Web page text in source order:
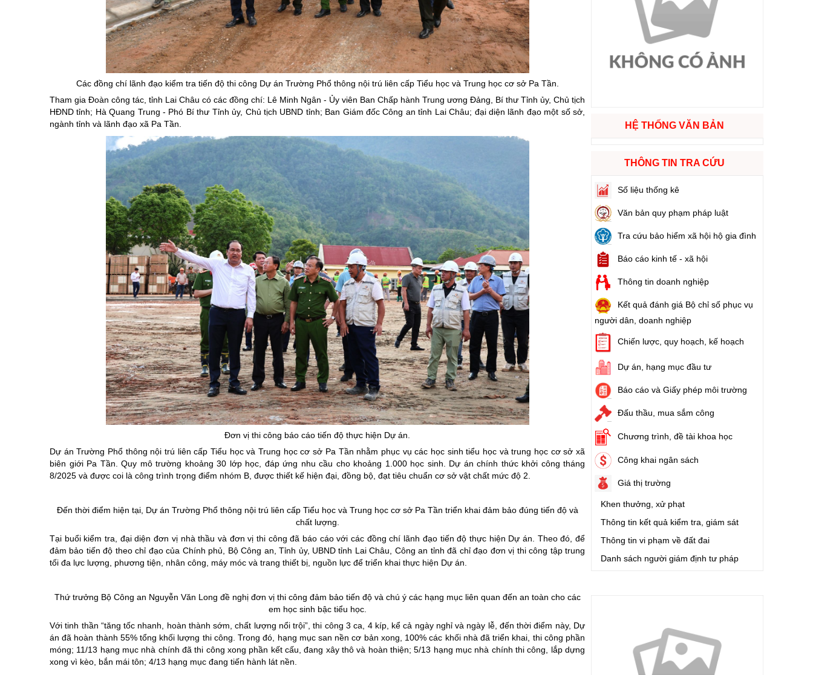
Chuyên đề tổng hợp Giảm nghèo bền vững
Đưa nghị quyết của Đảng vào cuộc sống
Bầu cử đại biểu Quốc hội khóa XVI và đại biểu Hội đồng nhân dân các cấp nhiệm kỳ 2026 - 2031
Đại hội Đảng các cấp
Gia đình hạnh phúc bền vững
An toàn thông tin
Điểm báo
Phóng sự ảnh
Chuyên mục khác
Các đồng chí lãnh đạo kiểm tra tiến độ thi công Dự án Trường Phổ thông nội trú liên cấp Tiểu học và Trung học cơ sở Pa Tần.
Tham gia Đoàn công tác, tỉnh Lai Châu có các đồng chí: Lê Minh Ngân - Ủy viên Ban Chấp hành Trung ương Đảng, Bí thư Tỉnh ủy, Chủ tịch
HĐND tỉnh; Hà Quang Trung - Phó Bí thư Tỉnh ủy, Chủ tịch UBND tỉnh; Ban Giám đốc Công an tỉnh Lai Châu; đại diện lãnh đạo một số sở,
ngành tỉnh và lãnh đạo xã Pa Tần.
Đơn vị thi công báo cáo tiến độ thực hiện Dự án.
Dự án Trường Phổ thông nội trú liên cấp Tiểu học và Trung học cơ sở Pa Tần nhằm phục vụ các học sinh tiểu học và trung học cơ sở xã
biên giới Pa Tần. Quy mô trường khoảng 30 lớp học, đáp ứng nhu cầu cho khoảng 1.000 học sinh. Dự án chính thức khởi công tháng
8/2025 và được coi là công trình trọng điểm nhóm B, được thiết kế hiện đại, đồng bộ, đạt tiêu chuẩn cơ sở vật chất mức độ 2.
Đến thời điểm hiện tại, Dự án Trường Phổ thông nội trú liên cấp Tiểu học và Trung học cơ sở Pa Tần triển khai đảm bảo đúng tiến độ và
chất lượng.
Tại buổi kiểm tra, đại diện đơn vị nhà thầu và đơn vị thi công đã báo cáo với các đồng chí lãnh đạo tiến độ thực hiện Dự án. Theo đó, để
đảm bảo tiến độ theo chỉ đạo của Chính phủ, Bộ Công an, Tỉnh ủy, UBND tỉnh Lai Châu, Công an tỉnh đã chỉ đạo đơn vị thi công tập trung
tối đa lực lượng, phương tiện, nhân công, máy móc và trang thiết bị, nguồn lực để triển khai thực hiện Dự án.
Thứ trưởng Bộ Công an Nguyễn Văn Long đề nghị đơn vị thi công đảm bảo tiến độ và chú ý các hạng mục liên quan đến an toàn cho các
em học sinh bậc tiểu học.
Với tinh thần “tăng tốc nhanh, hoàn thành sớm, chất lượng nổi trội”, thi công 3 ca, 4 kíp, kể cả ngày nghỉ và ngày lễ, đến thời điểm này, Dự
án đã hoàn thành 55% tổng khối lượng thi công. Trong đó, hạng mục san nền cơ bản xong, 100% các khối nhà đã triển khai, thi công phần
móng; 11/13 hạng mục nhà chính đã thi công xong phần kết cấu, đang xây thô và hoàn thiện; 5/13 hạng mục nhà chính thi công, lắp dựng
xong vì kèo, bắn mái tôn; 4/13 hạng mục đang tiến hành lát nền.
HỆ THỐNG VĂN BẢN
THÔNG TIN TRA CỨU
Số liệu thống kê
Văn bản quy phạm pháp luật
Tra cứu bảo hiểm xã hội hộ gia đình
Báo cáo kinh tế - xã hội
Thông tin doanh nghiệp
Kết quả đánh giá Bộ chỉ số phục vụ
người dân, doanh nghiệp
Chiến lược, quy hoạch, kế hoạch
Dự án, hạng mục đầu tư
Báo cáo và Giấy phép môi trường
Đấu thầu, mua sắm công
Chương trình, đề tài khoa học
Công khai ngân sách
Giá thị trường
Khen thưởng, xử phạt
Thông tin kết quả kiểm tra, giám sát
Thông tin vi phạm về đất đai
Danh sách người giám định tư pháp